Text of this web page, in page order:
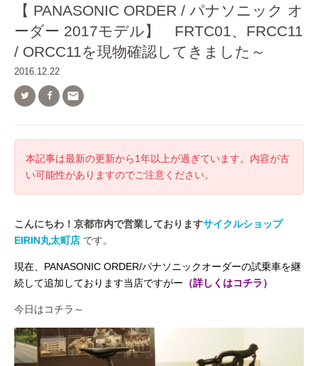
【 PANASONIC ORDER / パナソニック オ
ーダー 2017モデル】 FRTC01、FRCC11
/ ORCC11を現物確認してきました～
2016.12.22

本記事は最新の更新から1年以上が過ぎています。内容が古
い可能性がありますのでご注意ください。
こんにちわ！京都市内で営業しておりますサイクルショップ
EIRIN丸太町店 です。
現在、PANASONIC ORDER/パナソニックオーダーの試乗車を継
続して追加しております当店ですがー （詳しくはコチラ）
今日はコチラ～